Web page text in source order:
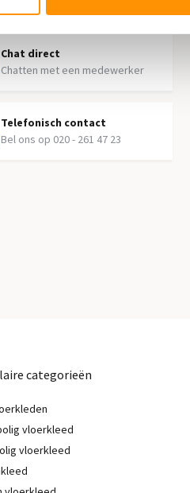
Chat direct
Chatten met een medewerker
Telefonisch contact
Bel ons op 020 - 261 47 23
categorieën
vloerkleed
vloerkleed